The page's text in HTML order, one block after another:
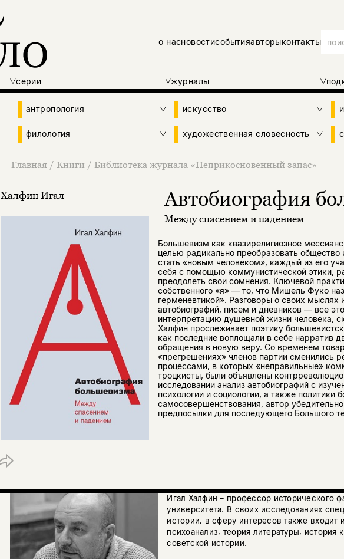
о насновостисобытияавторыконтакты
серии журналы
антропология искусство
филология художественная словесность
Главная / Книги / Библиотека журнала «Неприкосновенный запас»
Халфин Игал Автобиография
Между спасением и падением
Большевизм как квазирелигиозное
целью радикально преобразовать
стать «новым человеком», каждый из его
себя с помощью коммунистической этики,
преодолеть свои сомнения. Ключевой
собственного «я» — то, что Мишель Фуко
герменевтикой». Разговоры о своих мыслях
автобиографий, писем и дневников — все
интерпретацию душевной жизни человека,
Халфин прослеживает поэтику
как последние воплощали в себе нарратив
обращения в новую веру. Со временем
«прегрешениях» членов партии сменились
процессами, в которых «неправильные»
троцкисты, были объявлены
исследовании анализ автобиографий с
психологии и социологии, а также политики
самосовершенствования, автор
предпосылки для последующего Большого
Игал Халфин – профессор исторического
университета. В своих исследованиях
истории, в сферу интересов также входит
психоанализ, теория литературы, история
советской истории.